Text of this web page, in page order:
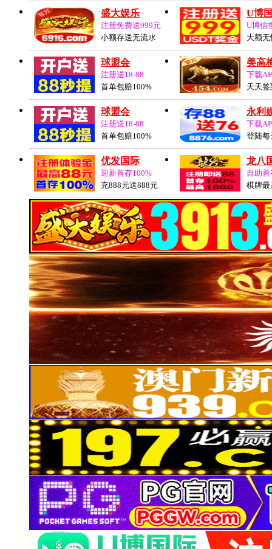
盛大娱乐
注册免费送999元
小额存送无流水
U博
U博信
大额无
球盟会
注册送18-88
首单包赔100%
美高
下载
天天
球盟会
注册送18-88
首单包赔100%
永利
下载
登陆每
优发国际
迎新首存100%
充888元送888元
龙八
自助
棋牌最